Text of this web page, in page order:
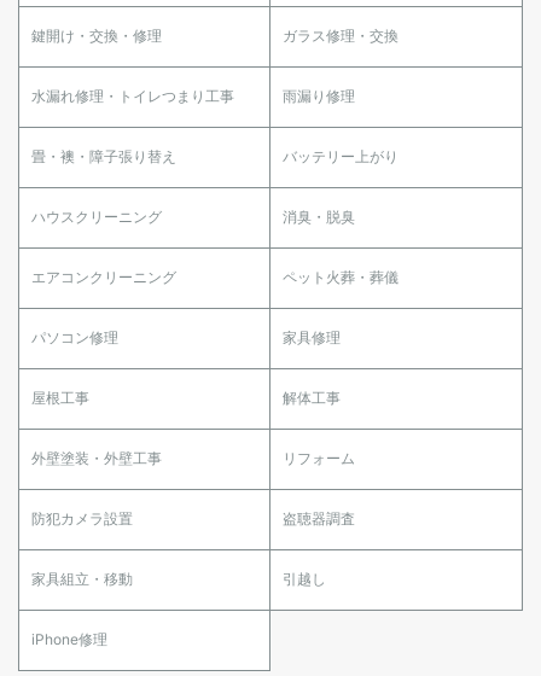
鍵開け・交換・修理 ガラス修理・交換
水漏れ修理・トイレつまり工事 雨漏り修理
畳・襖・障子張り替え バッテリー上がり
ハウスクリーニング 消臭・脱臭
エアコンクリーニング ペット火葬・葬儀
パソコン修理 家具修理
屋根工事 解体工事
外壁塗装・外壁工事 リフォーム
防犯カメラ設置 盗聴器調査
家具組立・移動 引越し
iPhone修理